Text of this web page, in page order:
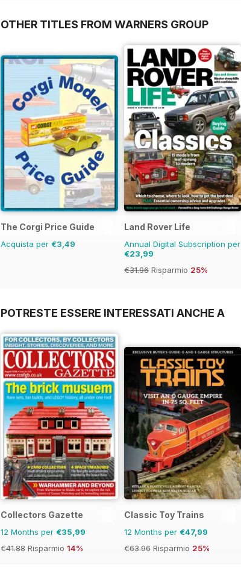
OTHER TITLES FROM WARNERS GROUP
The Corgi Price Guide
Acquista per €3,49
Land Rover Life
Annual Digital Subscription per
€23,99
€31.96 Risparmio 25%
POTRESTE ESSERE INTERESSATI ANCHE A
Collectors Gazette
12 Months per €35,99
€41.88 Risparmio 14%
Classic Toy Trains
12 Months per €47,99
€63.96 Risparmio 25%